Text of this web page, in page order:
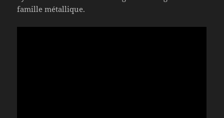
famille métallique.